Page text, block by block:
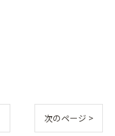
次のページ >